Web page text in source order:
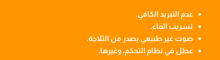
عدم التبريد الكافي.
تسريب الماء.
صوت غير طبيعي يصدر من الثلاجة.
عطل في نظام التحكم، وغيرها.